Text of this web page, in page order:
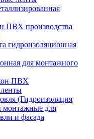
ПВХ производства
гидроизоляционная
для монтажного
ПВХ
(Гидроизоляция
монтажные для
и фасада